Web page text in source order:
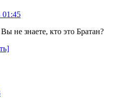
01:45
не знаете, кто это Братан?